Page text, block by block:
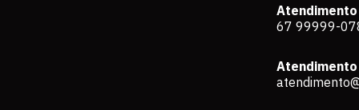
67 99999-
Atendimento